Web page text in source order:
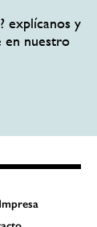
explícanos y
en nuestro